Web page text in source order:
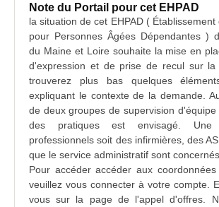
Note du Portail pour cet EHPAD
la situation de cet EHPAD (
pour Personnes Âgées Dépendantes )
du Maine et Loire souhaite la mise en
d'expression et de prise de recul sur la
trouverez plus bas quelques
expliquant le contexte de la demande.
de deux groupes de supervision d'équipe
des pratiquesest envisagé. Une
professionnels soit des infirmières, des
que le service administratif sont concernés.
Pour accéder accéder aux
veuillez vous connecter à votre compte.
vous sur la page de l'appel d'offres .